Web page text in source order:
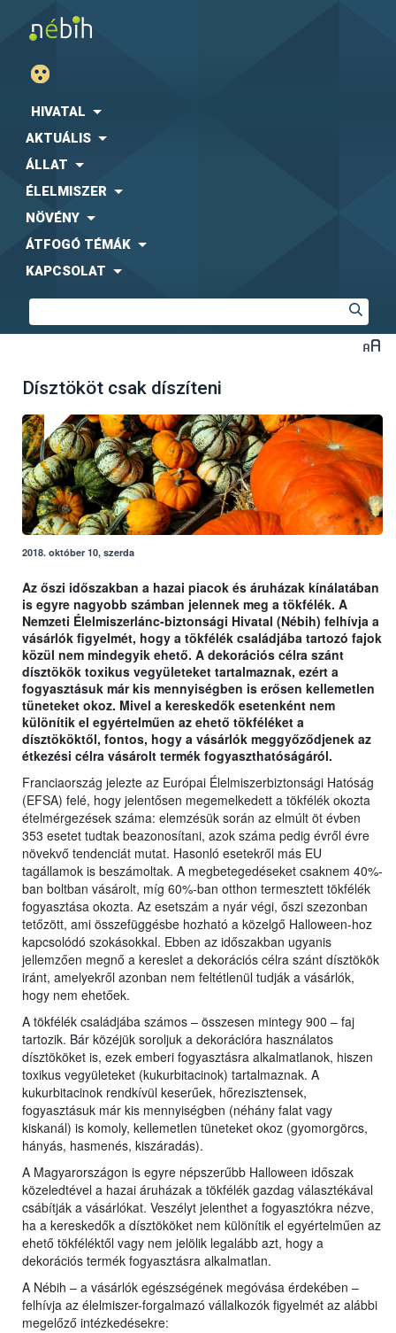
HIVATAL
AKTUÁLIS
ÁLLAT
ÉLELMISZER
NÖVÉNY
ÁTFOGÓ TÉMÁK
KAPCSOLAT
Dísztököt csak díszíteni
2018. október 10, szerda
Az őszi időszakban a hazai piacok és áruházak kínálatában
is egyre nagyobb számban jelennek meg a tökfélék. A
Nemzeti Élelmiszerlánc-biztonsági Hivatal (Nébih) felhívja a
vásárlók figyelmét, hogy a tökfélék családjába tartozó fajok
közül nem mindegyik ehető. A dekorációs célra szánt
dísztökök toxikus vegyületeket tartalmaznak, ezért a
fogyasztásuk már kis mennyiségben is erősen kellemetlen
tüneteket okoz. Mivel a kereskedők esetenként nem
különítik el egyértelműen az ehető tökféléket a
dísztököktől, fontos, hogy a vásárlók meggyőződjenek az
étkezési célra vásárolt termék fogyaszthatóságáról.
Franciaország jelezte az Európai Élelmiszerbiztonsági Hatóság
(EFSA) felé, hogy jelentősen megemelkedett a tökfélék okozta
ételmérgezések száma: elemzésük során az elmúlt öt évben
353 esetet tudtak beazonosítani, azok száma pedig évről évre
növekvő tendenciát mutat. Hasonló esetekről más EU
tagállamok is beszámoltak. A megbetegedéseket csaknem 40%-
ban boltban vásárolt, míg 60%-ban otthon termesztett tökfélék
fogyasztása okozta. Az esetszám a nyár végi, őszi szezonban
tetőzött, ami összefüggésbe hozható a közelgő Halloween-hoz
kapcsolódó szokásokkal. Ebben az időszakban ugyanis
jellemzően megnő a kereslet a dekorációs célra szánt dísztökök
iránt, amelyekről azonban nem feltétlenül tudják a vásárlók,
hogy nem ehetőek.
A tökfélék családjába számos – összesen mintegy 900 – faj
tartozik. Bár közéjük soroljuk a dekorációra használatos
dísztököket is, ezek emberi fogyasztásra alkalmatlanok, hiszen
toxikus vegyületeket (kukurbitacinok) tartalmaznak. A
kukurbitacinok rendkívül keserűek, hőrezisztensek,
fogyasztásuk már kis mennyiségben (néhány falat vagy
kiskanál) is komoly, kellemetlen tüneteket okoz (gyomorgörcs,
hányás, hasmenés, kiszáradás).
A Magyarországon is egyre népszerűbb Halloween időszak
közeledtével a hazai áruházak a tökfélék gazdag választékával
csábítják a vásárlókat. Veszélyt jelenthet a fogyasztókra nézve,
ha a kereskedők a dísztököket nem különítik el egyértelműen az
ehető tökféléktől vagy nem jelölik legalább azt, hogy a
dekorációs termék fogyasztásra alkalmatlan.
A Nébih – a vásárlók egészségének megóvása érdekében –
felhívja az élelmiszer-forgalmazó vállalkozók figyelmét az alábbi
megelőző intézkedésekre: